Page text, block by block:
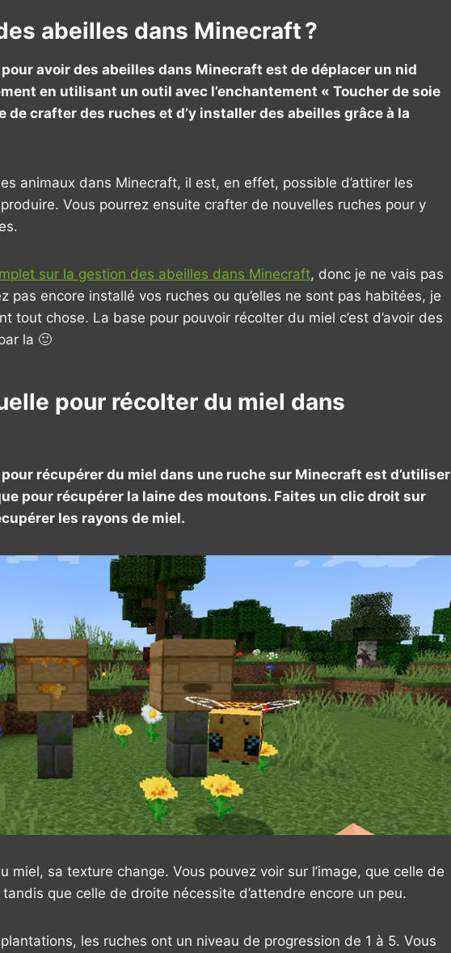
abeilles dans Minecraft ?
avoir des abeilles dans Minecraft est de déplacer un nid
en utilisant un outil avec l’enchantement « Toucher de soie
de crafter des ruches et d’y installer des abeilles grâce à la
animaux dans Minecraft, il est, en effet, possible d’attirer les
Vous pourrez ensuite crafter de nouvelles ruches pour y
sur la gestion des abeilles dans Minecraft, donc je ne vais pas
pas encore installé vos ruches ou qu’elles ne sont pas habitées, je
tout chose. La base pour pouvoir récolter du miel c’est d’avoir des
la 🙂
pour récolter du miel dans
récupérer du miel dans une ruche sur Minecraft est d’utiliser
pour récupérer la laine des moutons. Faites un clic droit sur
les rayons de miel.
miel, sa texture change. Vous pouvez voir sur l’image, que celle de
que celle de droite nécessite d’attendre encore un peu.
les ruches ont un niveau de progression de 1 à 5. Vous